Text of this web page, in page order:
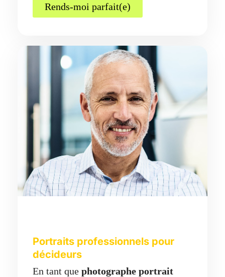
Rends-moi parfait(e)
Portraits professionnels pour
décideurs
En tant que photographe portrait